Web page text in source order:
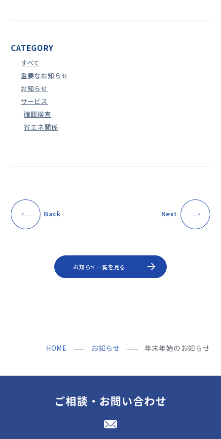
CATEGORY
すべて
重要なお知らせ
お知らせ
サービス
確認検査
省エネ関係
Next
Back
お知らせ一覧を見る
HOME お知らせ 年末年始のお知らせ
ご相談・お問い合わせ